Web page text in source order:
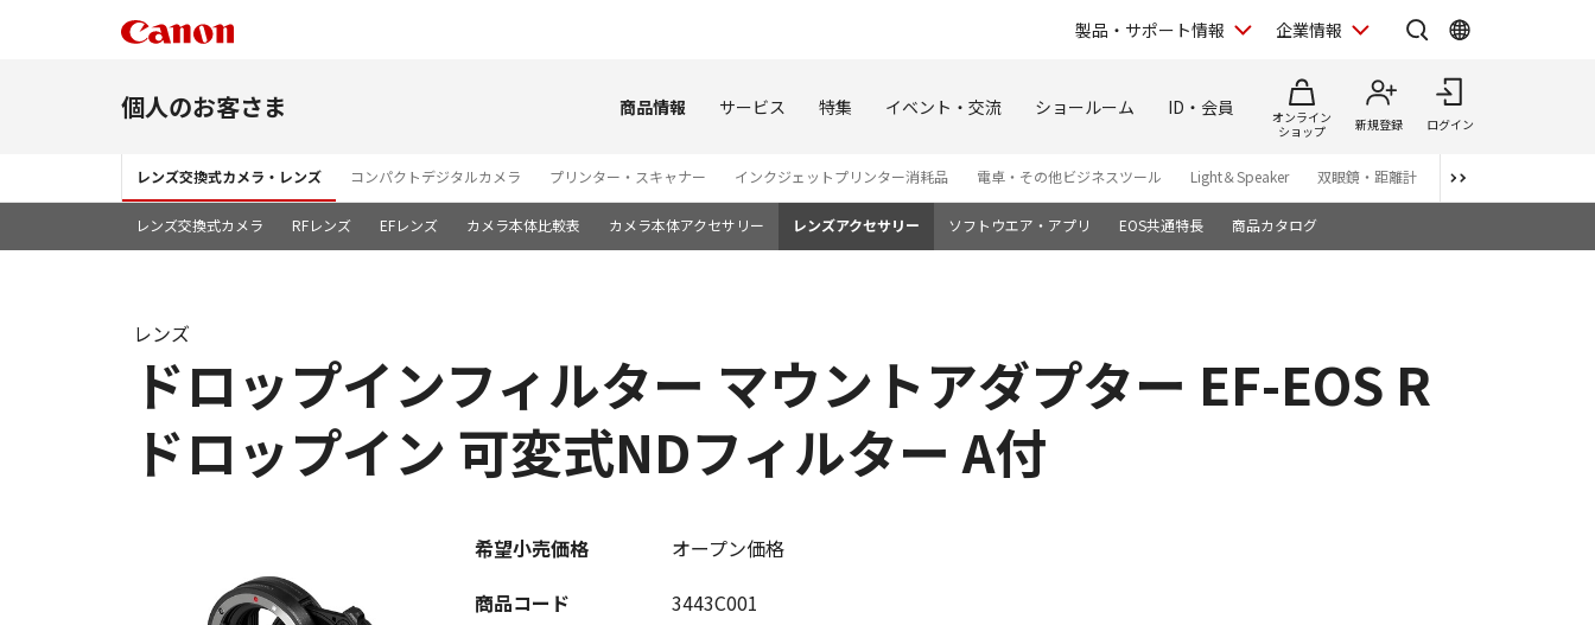
製品・サポート情報 企業情報
個人のお客さま 商品情報 サービス 特集 イベント・交流 ショールーム ID・会員
オンライン
ショップ
新規登録 ログイン
レンズ交換式カメラ・レンズ コンパクトデジタルカメラ プリンター・スキャナー インクジェットプリンター消耗品 電卓・その他ビジネスツール Light＆Speaker 双眼鏡・距離計 写真集
レンズ交換式カメラ RFレンズ EFレンズ カメラ本体比較表 カメラ本体アクセサリー レンズアクセサリー ソフトウエア・アプリ EOS共通特長 商品カタログ
ドロップインフィルター マウントアダプター EF-EOS R
ドロップイン 可変式NDフィルター A付
レンズ
希望小売価格
オープン価格
商品コード
3443C001